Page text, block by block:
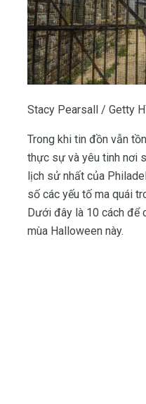
Stacy Pearsall / Getty
Trong khi tin đồn vẫn
thực sự và yêu tinh nơi
lịch sử nhất của
số các yếu tố ma quái
Dưới đây là 10 cách
mùa Halloween này.